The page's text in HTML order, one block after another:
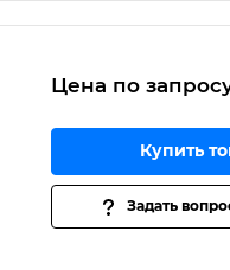
Цена по запр
Купить
Задать